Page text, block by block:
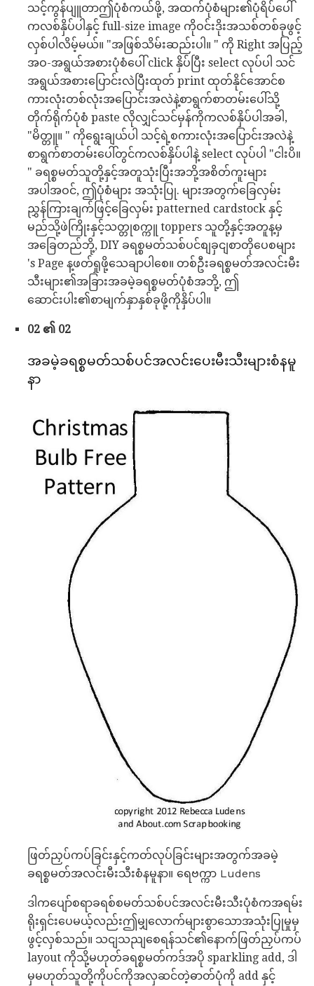
သင့်ကွန်ပျူတာဤပုံစံကယ်ဖို့, အထက်ပုံစံများ၏ပုံရိပ်ပေါ်
ကလစ်နှိပ်ပါနှင့် full-size image ကိုဝင်းဒိုးအသစ်တစ်ခုဖွင့်
လှစ်ပါလိမ့်မယ်။ "အဖြစ်သိမ်းဆည်းပါ။ " ကို Right အပြည့်
အဝ-အရွယ်အစားပုံစံပေါ် click နှိပ်ပြီး select လုပ်ပါ သင်
အရွယ်အစားပြောင်းလဲပြီးထုတ် print ထုတ်နိုင်အောင်စ
ကားလုံးတစ်လုံးအပြောင်းအလဲနဲ့စာရွက်စာတမ်းပေါ်သို့
တိုက်ရိုက်ပုံစံ paste လိုလျှင်သင်မှန်ကိုကလစ်နှိပ်ပါအခါ,
"မိတ္တူ။ " ကိုရွေးချယ်ပါ သင့်ရဲ့စကားလုံးအပြောင်းအလဲနဲ့
စာရွက်စာတမ်းပေါ်တွင်ကလစ်နှိပ်ပါနဲ့ select လုပ်ပါ "ငါးပိ။
" ခရစ္စမတ်သူတို့နှင့်အတူသုံးပြီးအဘို့အစိတ်ကူးများ
အပါအဝင်, ဤပုံစံများ အသုံးပြု. များအတွက်ခြေလှမ်း
ညွှန်ကြားချက်ဖြင့်ခြေလှမ်း patterned cardstock နှင့်
မည်သို့ဖဲကြိုးနှင့်သတ္တုစက္ကူ toppers သူတို့နှင့်အတူန့မှ
အခြေတည်ဘို့, DIY ခရစ္စမတ်သစ်ပင်စျခှငျစာတိုပေစများ
's Page န့ဖတ်ရှုဖို့သေချာပါစေ။ တစ်ဦးခရစ္စမတ်အလင်းမီး
သီးများ၏အခြားအခမဲ့ခရစ္စမတ်ပုံစံအဘို့, ဤ
ဆောင်းပါး၏စာမျက်နှာနှစ်ခုဖို့ကိုနှိပ်ပါ။
02 ၏ 02
အခမဲ့ခရစ္စမတ်သစ်ပင်အလင်းပေးမီးသီးများစံနမူ
နာ
ဖြတ်ညှပ်ကပ်ခြင်းနှင့်ကတ်လုပ်ခြင်းများအတွက်အခမဲ့
ခရစ္စမတ်အလင်းမီးသီးစံနမူနာ။ ရေဗက္ကာ Ludens
ဒါကပျော်စရာခရစ်စမတ်သစ်ပင်အလင်းမီးသီးပုံစံကအရမ်း
ရိုးရှင်းပေမယ့်လည်းဤမျှလောက်များစွာသောအသုံးပြုမှုမှ
ဖွင့်လှစ်သည်။ သငျသညျစေရန်သင်၏နောက်ဖြတ်ညှပ်ကပ်
layout ကိုသို့မဟုတ်ခရစ္စမတ်ကဒ်အပို sparkling add, ဒါ
မှမဟုတ်သူတို့ကိုပင်ကိုအလှဆင်တဲ့ဓာတ်ပုံကို add နှင့်